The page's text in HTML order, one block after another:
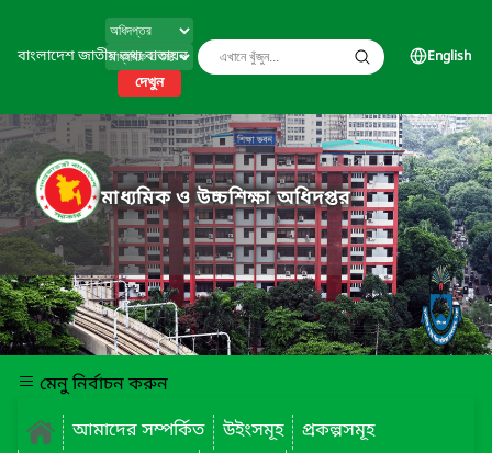
বাংলাদেশ জাতীয় তথ্য বাতায়ন
দেখুন
English
মাধ্যমিক ও উচ্চশিক্ষা অধিদপ্তর
মেনু নির্বাচন করুন
আমাদের সম্পর্কিত
উইংসমূহ
প্রকল্পসমূহ